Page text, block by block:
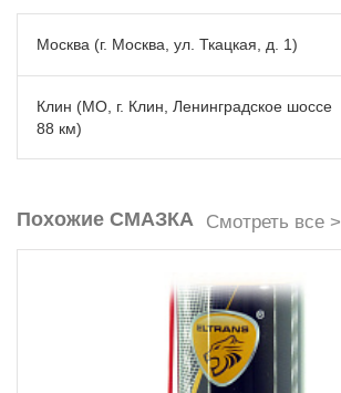
Москва (г. Москва, ул. Ткацкая, д. 1)
Клин (МО, г. Клин, Ленинградское шоссе
88 км)
Похожие СМАЗКА Смотреть все >